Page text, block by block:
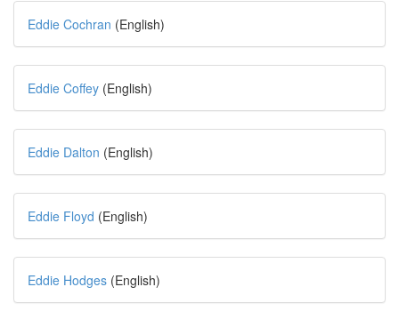
Eddie Cochran (English)
Eddie Coffey (English)
Eddie Dalton (English)
Eddie Floyd (English)
Eddie Hodges (English)